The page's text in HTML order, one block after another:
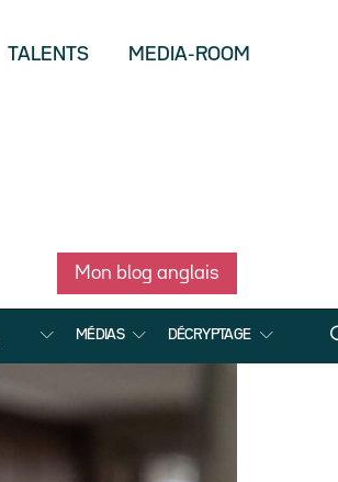
TALENTS MEDIA-ROOM
Mon blog anglais
MÉDIAS DÉCRYPTAGE